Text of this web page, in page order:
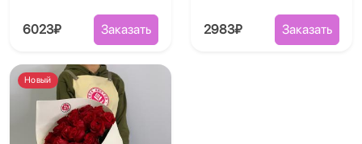
6023₽ Заказать 2983₽ Заказать
Новый